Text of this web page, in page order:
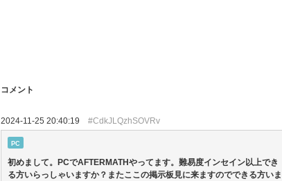
コメント
2024-11-25 20:40:19 #CdkJLQzhSOVRv
PC
初めまして。PCでAFTERMATHやってます。難易度インセイン以上でき
る方いらっしゃいますか？またここの掲示板見に来ますのでできる方いま